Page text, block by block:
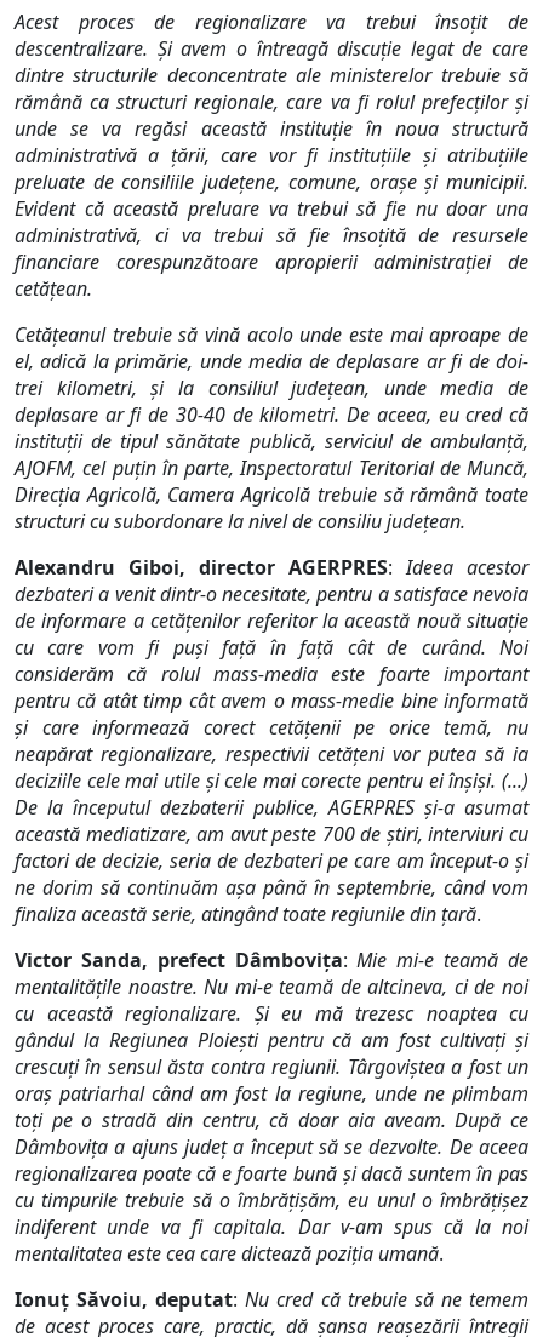
Acest proces de regionalizare va trebui însoțit de
descentralizare. Și avem o întreagă discuție legat de care
dintre structurile deconcentrate ale ministerelor trebuie să
rămână ca structuri regionale, care va fi rolul prefecților și
unde se va regăsi această instituție în noua structură
administrativă a țării, care vor fi instituțiile și atribuțiile
preluate de consiliile județene, comune, orașe și municipii.
Evident că această preluare va trebui să fie nu doar una
administrativă, ci va trebui să fie însoțită de resursele
financiare corespunzătoare apropierii administrației de
cetățean.
Cetăţeanul trebuie să vină acolo unde este mai aproape de
el, adică la primărie, unde media de deplasare ar fi de doi-
trei kilometri, şi la consiliul judeţean, unde media de
deplasare ar fi de 30-40 de kilometri. De aceea, eu cred că
instituţii de tipul sănătate publică, serviciul de ambulanţă,
AJOFM, cel puţin în parte, Inspectoratul Teritorial de Muncă,
Direcţia Agricolă, Camera Agricolă trebuie să rămână toate
structuri cu subordonare la nivel de consiliu judeţean.
Alexandru Giboi, director AGERPRES:Ideea acestor
dezbateri a venit dintr-o necesitate, pentru a satisface nevoia
de informare a cetăţenilor referitor la această nouă situaţie
cu care vom fi puşi faţă în faţă cât de curând. Noi
considerăm că rolul mass-media este foarte important
pentru că atât timp cât avem o mass-medie bine informată
şi care informează corect cetăţenii pe orice temă, nu
neapărat regionalizare, respectivii cetăţeni vor putea să ia
deciziile cele mai utile şi cele mai corecte pentru ei înșiși. (...)
De la începutul dezbaterii publice, AGERPRES și-a asumat
această mediatizare, am avut peste 700 de știri, interviuri cu
factori de decizie, seria de dezbateri pe care am început-o și
ne dorim să continuăm așa până în septembrie, când vom
finaliza această serie, atingând toate regiunile din țară.
Victor Sanda, prefect Dâmbovița:Mie mi-e teamă de
mentalităţile noastre. Nu mi-e teamă de altcineva, ci de noi
cu această regionalizare. Şi eu mă trezesc noaptea cu
gândul la Regiunea Ploieşti pentru că am fost cultivaţi şi
crescuţi în sensul ăsta contra regiunii. Târgoviştea a fost un
oraş patriarhal când am fost la regiune, unde ne plimbam
toţi pe o stradă din centru, că doar aia aveam. După ce
Dâmboviţa a ajuns judeţ a început să se dezvolte. De aceea
regionalizarea poate că e foarte bună şi dacă suntem în pas
cu timpurile trebuie să o îmbrăţişăm, eu unul o îmbrăţişez
indiferent unde va fi capitala. Dar v-am spus că la noi
mentalitatea este cea care dictează poziţia umană.
Ionuț Săvoiu, deputat:Nu cred că trebuie să ne temem
de acest proces care, practic, dă şansa reaşezării întregii